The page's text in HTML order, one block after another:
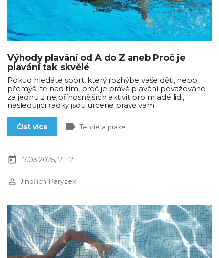
Výhody plavání od A do Z aneb Proč je
plavání tak skvělé
Pokud hledáte sport, který rozhýbe vaše děti, nebo
přemýšlíte nad tím, proč je právě plavání považováno
za jednu z nejpřínosnějších aktivit pro mladé lidi,
následující řádky jsou určené právě vám.
Číst více label Teorie a praxe
today 17.03.2025, 21:12
perm_identity Jindřich Parýzek